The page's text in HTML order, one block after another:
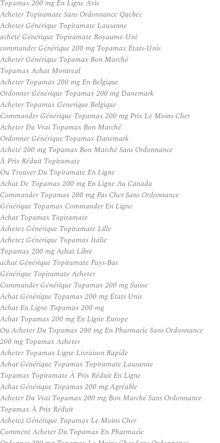
Topamax 200 mg En Ligne Avis
Acheter Topiramate Sans Ordonnance Quebec
Acheter Générique Topiramate Lausanne
acheté Générique Topiramate Royaume-Uni
commander Générique 200 mg Topamax États-Unis
Acheter Générique Topamax Bon Marché
Topamax Achat Montreal
Acheter Topamax 200 mg En Belgique
Ordonner Générique Topamax 200 mg Danemark
Acheter Topamax Generique Belgique
Commander Générique Topamax 200 mg Prix Le Moins Cher
Acheter Du Vrai Topamax Bon Marché
Ordonner Générique Topamax Danemark
Acheté 200 mg Topamax Bon Marché Sans Ordonnance
À Prix Réduit Topiramate
Ou Trouver Du Topiramate En Ligne
Achat De Topamax 200 mg En Ligne Au Canada
Commander Topamax 200 mg Pas Cher Sans Ordonnance
Générique Topamax Commander En Ligne
Achat Topamax Topiramate
Achetez Générique Topiramate Lille
Achetez Générique Topamax Italie
Topamax 200 mg Achat Libre
achat Générique Topiramate Pays-Bas
Générique Topiramate Acheter
Commander Générique Topamax 200 mg Suisse
Achat Générique Topamax 200 mg États Unis
Achat En Ligne Topamax 200 mg
Achat Topamax 200 mg En Ligne Europe
Ou Acheter Du Topamax 200 mg En Pharmacie Sans Ordonnance
200 mg Topamax Acheter
Acheter Topamax Ligne Livraison Rapide
Achat Générique Topamax Topiramate Lausanne
Topamax Topiramate À Prix Réduit En Ligne
Achat Générique Topamax 200 mg Agréable
Acheter Du Vrai Topamax 200 mg Bon Marché Sans Ordonnance
Topamax À Prix Réduit
Achetez Générique Topamax Le Moins Cher
Comment Acheter Du Topamax En Pharmacie